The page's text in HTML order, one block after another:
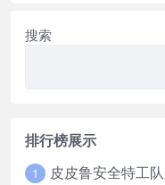
搜索
排行榜展示
1 皮皮鲁安全特工